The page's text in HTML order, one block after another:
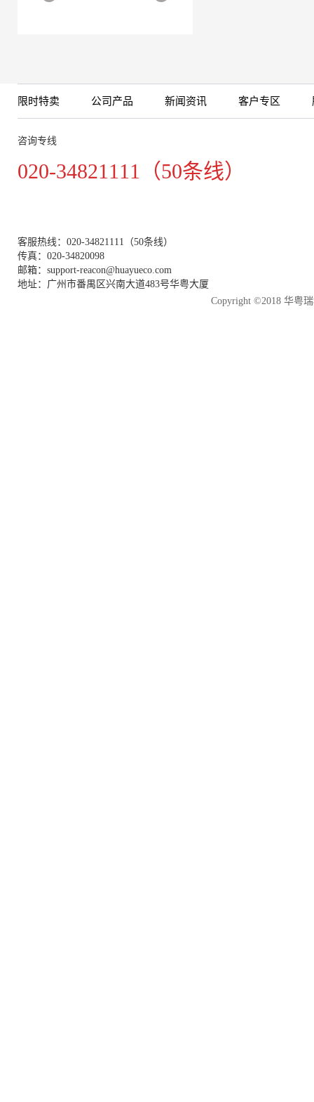
细胞培养瓶
More
限时特卖 公司产品 新闻资讯 客户专区
咨询专线
020-34821111（50条线）
客服热线：020-34821111（50条线）
传真：020-34820098
邮箱：support-reacon@huayueco.com
地址：广州市番禺区兴南大道483号华粤大厦
Copyright ©2018 华粤